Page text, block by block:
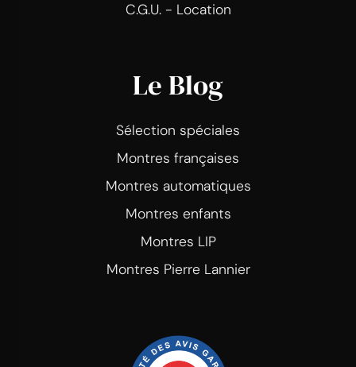
C.G.U. - Location
Le Blog
Sélection spéciales
Montres françaises
Montres automatiques
Montres enfants
Montres LIP
Montres Pierre Lannier